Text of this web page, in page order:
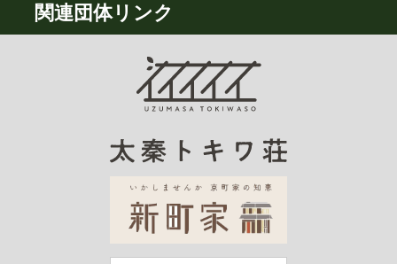
関連団体リンク